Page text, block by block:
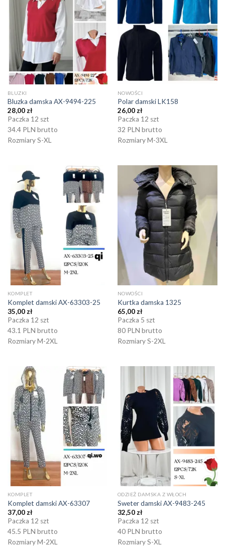
BLUZKI
Bluzka damska AX-9494-225
28,00zł
Paczka 12 szt
34.4 PLN brutto
Rozmiary S-XL
NOWOŚCI
Polar damski LK158
26,00zł
Paczka 12 szt
32 PLN brutto
Rozmiary M-3XL
KOMPLET
Komplet damski AX-63303-25
35,00 zł
Paczka 12 szt
43.1 PLN brutto
Rozmiary M-2XL
NOWOŚCI
Kurtka damska 1325
65,00 zł
Paczka 5 szt
80 PLN brutto
Rozmiary S-2XL
KOMPLET
Komplet damski AX-63307
37,00 zł
Paczka 12 szt
45.5 PLN brutto
Rozmiary M-2XL
ODZIEŻ DAMSKA Z WŁOCH
Sweter damski AX-9483-245
32,50 zł
Paczka 12 szt
40 PLN brutto
Rozmiary S-XL